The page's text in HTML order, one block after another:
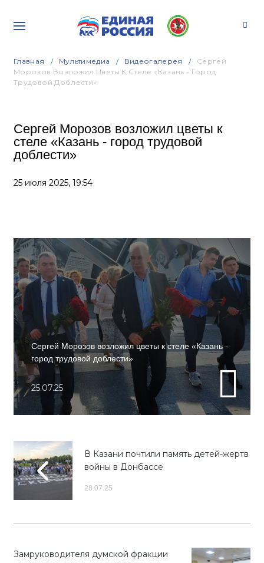
Главная Мультимедиа Видеогалерея
Сергей
Морозов Возложил Цветы К Стеле «Казань - Город
Трудовой Доблести»
Сергей Морозов возложил цветы к
стеле «Казань - город трудовой
доблести»
25 июля 2025, 19:54
Сергей Морозов возложил цветы к стеле «Казань -
город трудовой доблести»
25.07.25
В Казани почтили память детей-жертв
войны в Донбассе
28.07.25
Замруководителя думской фракции